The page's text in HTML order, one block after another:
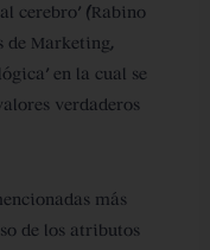
cerebro’ (Rabino
de Marketing,
en la cual se
verdaderos
más
de los atributos